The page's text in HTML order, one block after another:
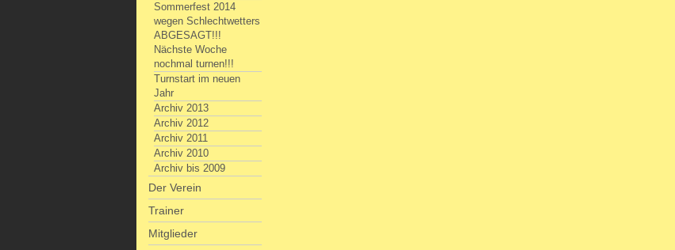
Sommerfest 2014
wegen Schlechtwetters
ABGESAGT!!!
Nächste Woche
nochmal turnen!!!
Turnstart im neuen
Jahr
Archiv 2013
Archiv 2012
Archiv 2011
Archiv 2010
Archiv bis 2009
Der Verein
Trainer
Mitglieder